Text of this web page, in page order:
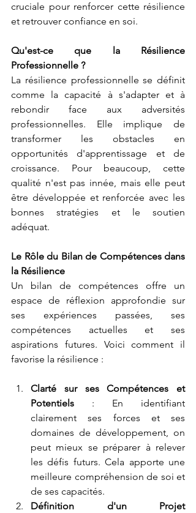
cruciale pour renforcer cette résilience
et retrouver confiance en soi.
Qu'est-ce que la Résilience
Professionnelle ?
La résilience professionnelle se définit
comme la capacité à s'adapter et à
rebondir face aux adversités
professionnelles. Elle implique de
transformer les obstacles en
opportunités d'apprentissage et de
croissance. Pour beaucoup, cette
qualité n'est pas innée, mais elle peut
être développée et renforcée avec les
bonnes stratégies et le soutien
adéquat.
Le Rôle du Bilan de Compétences dans
la Résilience
Un bilan de compétences offre un
espace de réflexion approfondie sur
ses expériences passées, ses
compétences actuelles et ses
aspirations futures. Voici comment il
favorise la résilience :
Clarté sur ses Compétences et
Potentiels : En identifiant
clairement ses forces et ses
domaines de développement, on
peut mieux se préparer à relever
les défis futurs. Cela apporte une
meilleure compréhension de soi et
de ses capacités.
Définition d'un Projet